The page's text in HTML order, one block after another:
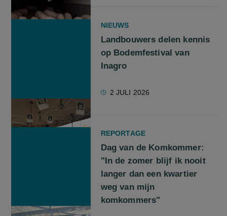
NIEUWS
Landbouwers delen kennis
op Bodemfestival van
Inagro
2 JULI 2026
REPORTAGE
Dag van de Komkommer:
"In de zomer blijf ik nooit
langer dan een kwartier
weg van mijn
komkommers"